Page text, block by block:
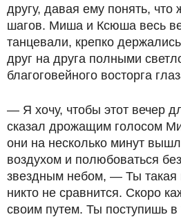
другу, давая ему понять, что
шагов. Миша и Ксюша весь
танцевали, крепко
друг на друга полными
благоговейного восторга
— Я хочу, чтобы этот вечер
сказал дрожащим голосом
они на несколько минут
воздухом и полюбоваться
звездным небом, — Ты такая
никто не сравнится. Скоро
своим путем. Ты поступишь в